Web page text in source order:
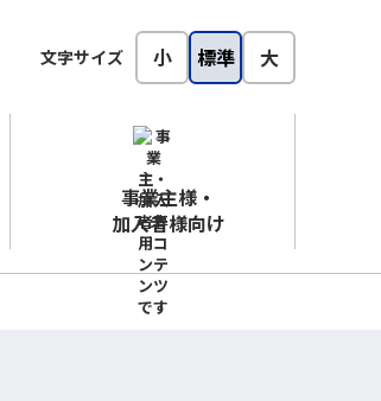
文字サイズ 小 標準 大
事業主様・
加入者様向け